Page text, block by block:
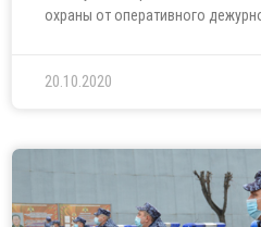
охраны от оперативного
20.10.2020